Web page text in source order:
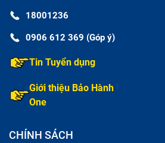
Khả năng chống bụi, chống
hưởng đến lớp keo kháng nước
18001236
0906 612 369 (Góp ý)
Tin Tuyển dụng
Giới thiệu Bảo Hành
One
CHÍNH SÁCH